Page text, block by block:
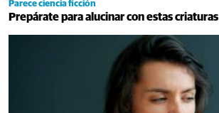
Parece ciencia ficción
Prepárate para alucinar con estas criaturas